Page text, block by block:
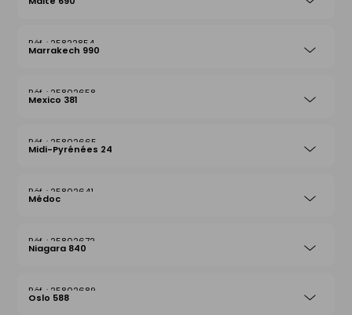
25822854
Marrakech 990
25802658
Mexico 381
25802665
Midi-Pyrénées 24
25802641
Médoc
25802672
Niagara 840
25802689
Oslo 588